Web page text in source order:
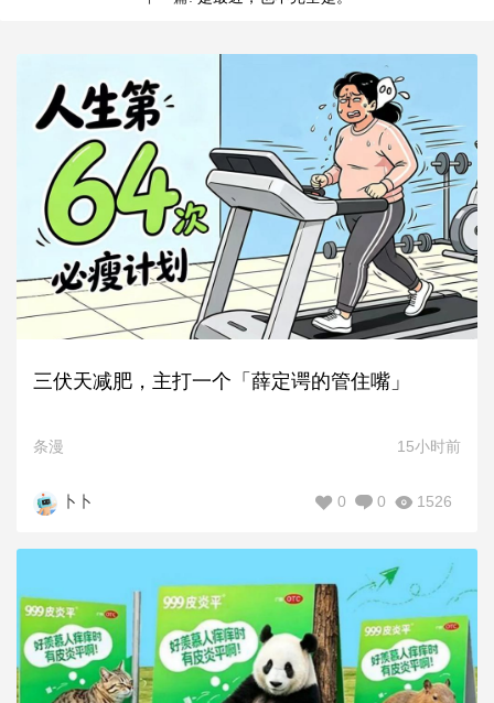
三伏天减肥，主打一个「薛定谔的管住嘴」
条漫 15小时前
卜卜 1526
0
0